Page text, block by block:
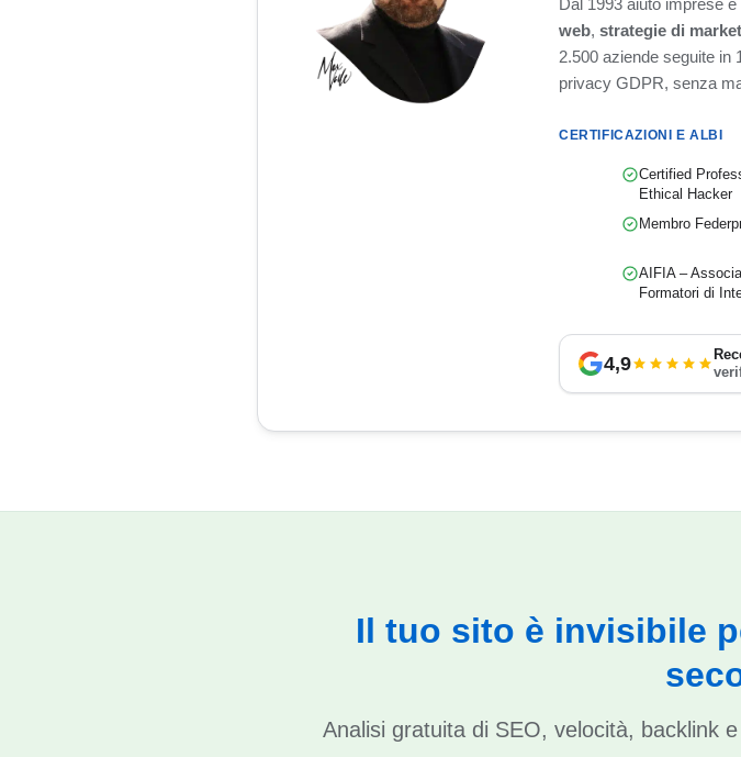
web, strategie di
2.500 aziende seguite in
privacy GDPR, senza
CERTIFICAZIONI E ALBI
Certified
Ethical Hacker
Membro
AIFIA –
Formatori di
4,9
Il tuo sito è invisibile
Analisi gratuita di SEO, velocità, backlink